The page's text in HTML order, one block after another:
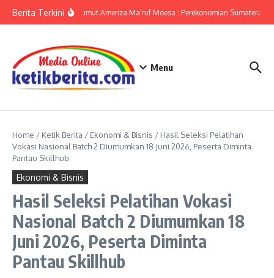
Berita TerkiniKPwBI Sumut Ameriza Ma’ruf Moesa : Perekonomian Sumatera
Menu
Home / Ketik Berita / Ekonomi & Bisnis / Hasil Seleksi Pelatihan
Vokasi Nasional Batch 2 Diumumkan 18 Juni 2026, Peserta Diminta
Pantau Skillhub
Ekonomi & Bisnis
Hasil Seleksi Pelatihan Vokasi
Nasional Batch 2 Diumumkan 18
Juni 2026, Peserta Diminta
Pantau Skillhub